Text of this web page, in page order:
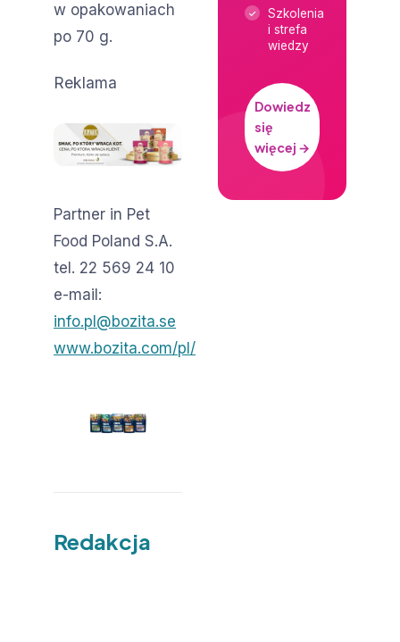
w opakowaniach
po 70 g.
Reklama
Partner in Pet
Food Poland S.A.
tel. 22 569 24 10
e-mail:
info.pl@bozita.se
www.bozita.com/pl/
Redakcja
Szkolenia
i strefa
wiedzy
Dowiedz
się
więcej →